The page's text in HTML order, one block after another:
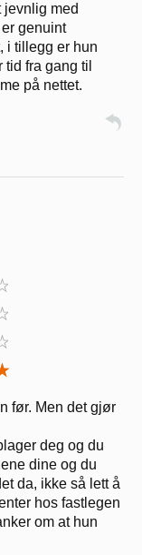
jevnlig med
genuint
i tillegg er hun
fra gang til
på nettet.
før. Men det gjør
deg og du
dine og du
da, ikke så lett å
hos fastlegen
om at hun